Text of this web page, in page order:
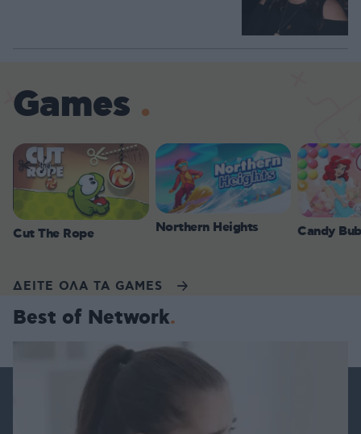
Games
Cut The Rope Northern Heights Candy
ΔΕΙΤΕ ΟΛΑ ΤΑ GAMES
Best of Network